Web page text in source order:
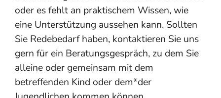
oder es fehlt an praktischem Wissen, wie
eine Unterstützung aussehen kann. Sollten
Sie Redebedarf haben, kontaktieren Sie uns
gern für ein Beratungsgespräch, zu dem Sie
alleine oder gemeinsam mit dem
betreffenden Kind oder dem*der